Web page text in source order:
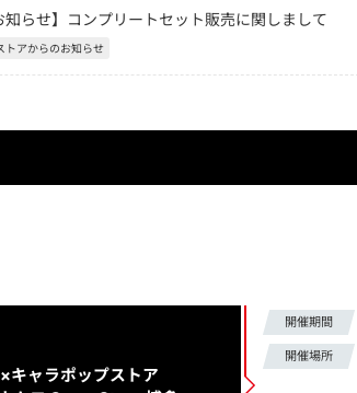
知らせ】コンプリートセット販売に関しまして
トアからのお知らせ
キャラポップストア​
開催期間
開催場所